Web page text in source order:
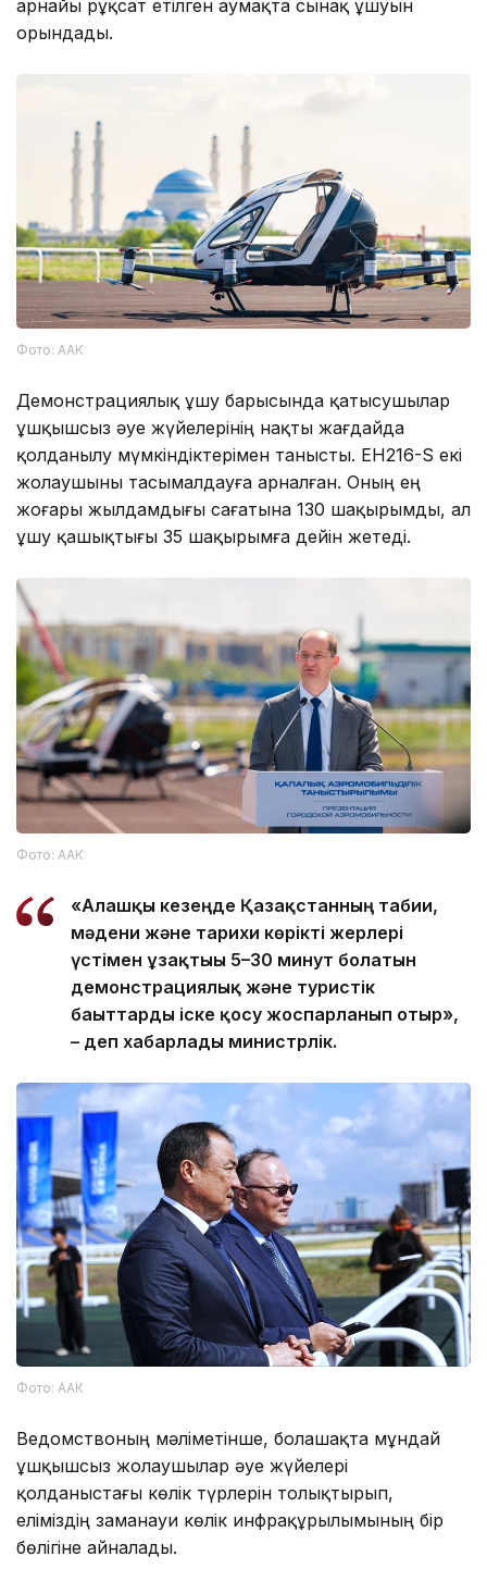
арнайы рұқсат етілген аумақта сынақ ұшуын
орындады.
Фото: ААК
Демонстрациялық ұшу барысында қатысушылар
ұшқышсыз әуе жүйелерінің нақты жағдайда
қолданылу мүмкіндіктерімен танысты. EH216-S екі
жолаушыны тасымалдауға арналған. Оның ең
жоғары жылдамдығы сағатына 130 шақырымды, ал
ұшу қашықтығы 35 шақырымға дейін жетеді.
Фото: ААК
«Алғашқы кезеңде Қазақстанның табиғи,
мәдени және тарихи көрікті жерлері
үстімен ұзақтығы 5–30 минут болатын
демонстрациялық және туристік
бағыттарды іске қосу жоспарланып отыр»,
– деп хабарлады министрлік.
Фото: ААК
Ведомствоның мәліметінше, болашақта мұндай
ұшқышсыз жолаушылар әуе жүйелері
қолданыстағы көлік түрлерін толықтырып,
еліміздің заманауи көлік инфрақұрылымының бір
бөлігіне айналады.